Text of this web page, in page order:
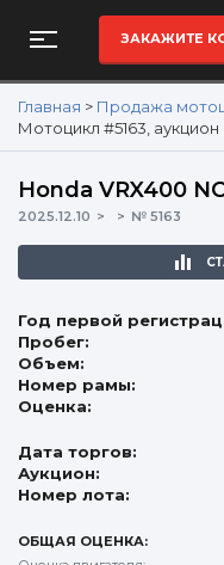
ЗАКАЖИТЕ
Главная > Продажа
Мотоцикл #5163, аукцион
Honda VRX400
2025.12.10 № 5163
Год первой
Пробег:
Объем:
Номер рамы:
Оценка:
Дата торгов:
Аукцион:
Номер лота:
ОБЩАЯ ОЦЕНКА: